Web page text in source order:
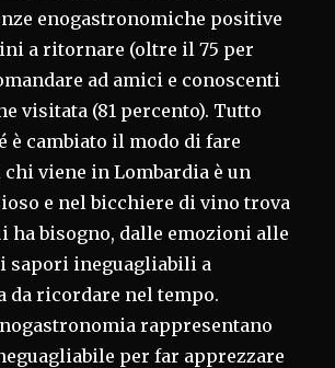
enogastronomiche positive
a ritornare (oltre il 75 per
ad amici e conoscenti
visitata (81 percento). Tutto
è cambiato il modo di fare
viene in Lombardia è un
e nel bicchiere di vino trova
ha bisogno, dalle emozioni alle
sapori ineguagliabili a
da ricordare nel tempo.
rappresentano
per far apprezzare